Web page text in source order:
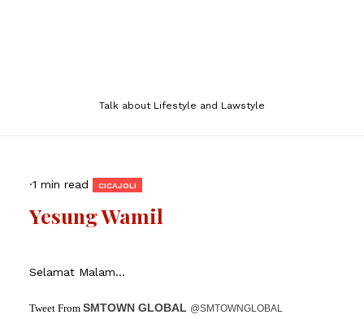
Talk about Lifestyle and Lawstyle
·1 min read CICAJOLI
Yesung Wamil
Selamat Malam...
Tweet From SMTOWN GLOBAL @SMTOWNGLOBAL